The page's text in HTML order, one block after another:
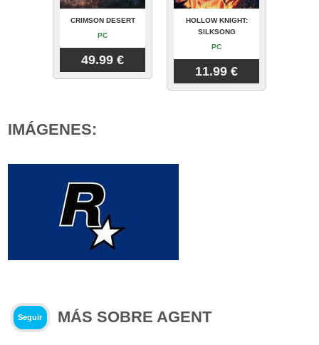
CRIMSON DESERT
PC
49.99 €
HOLLOW KNIGHT:
SILKSONG
PC
11.99 €
IMÁGENES:
Seguir MÁS SOBRE AGENT